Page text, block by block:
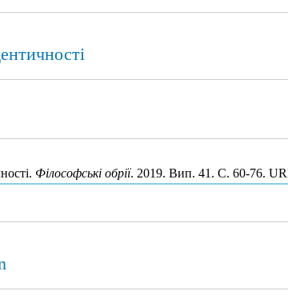
Філософські обрії. 2019. Вип. 41. С. 60-76.